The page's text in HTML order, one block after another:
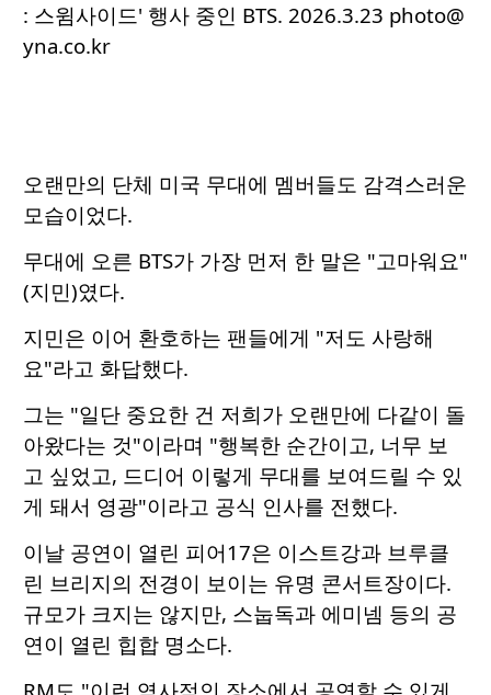
: 스윔사이드' 행사 중인 BTS. 2026.3.23 photo@
yna.co.kr
오랜만의 단체 미국 무대에 멤버들도 감격스러운
모습이었다.
무대에 오른 BTS가 가장 먼저 한 말은 "고마워요"
(지민)였다.
지민은 이어 환호하는 팬들에게 "저도 사랑해
요"라고 화답했다.
그는 "일단 중요한 건 저희가 오랜만에 다같이 돌
아왔다는 것"이라며 "행복한 순간이고, 너무 보
고 싶었고, 드디어 이렇게 무대를 보여드릴 수 있
게 돼서 영광"이라고 공식 인사를 전했다.
이날 공연이 열린 피어17은 이스트강과 브루클
린 브리지의 전경이 보이는 유명 콘서트장이다.
규모가 크지는 않지만, 스눕독과 에미넴 등의 공
연이 열린 힙합 명소다.